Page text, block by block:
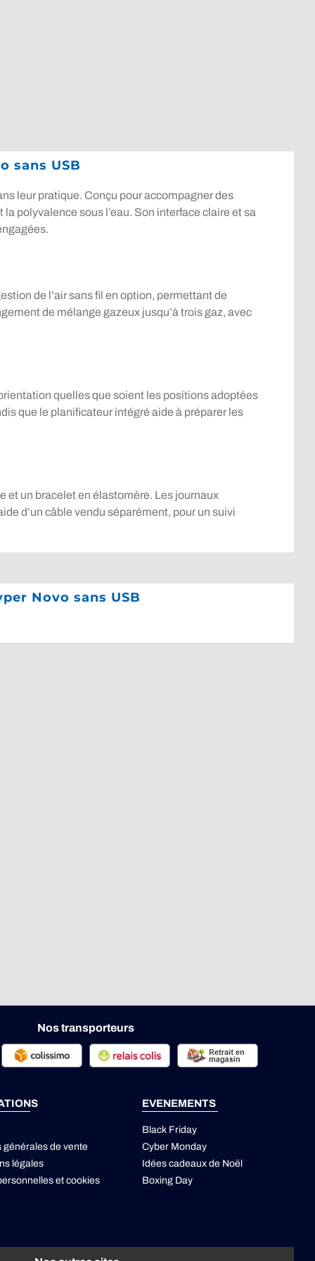
sans USB
leur pratique. Conçu pour accompagner des
polyvalence sous l’eau. Son interface claire et sa
de l’air sans fil en option, permettant de
de mélange gazeux jusqu’à trois gaz, avec
quelles que soient les positions adoptées
que le planificateur intégré aide à préparer les
et un bracelet en élastomère. Les journaux
d’un câble vendu séparément, pour un suivi
Novo sans USB
Nos transporteurs
générales de vente
légales
etcookies
EVENEMENTS
Black Friday
Cyber Monday
Idées cadeaux de Noël
Boxing Day